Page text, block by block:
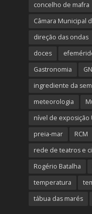
concelho de mafra
Câmara Municipal
direção das ondas
doces
Gastronomia
ingrediente da
meteorologia
nível de exposição
preia-mar
RCM
rede de teatros e
Rogério Batalha
temperatura
tábua das marés